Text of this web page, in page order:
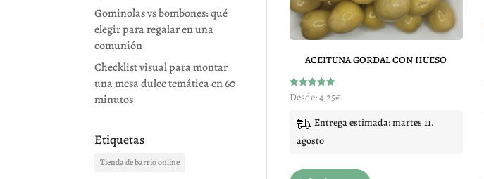
Gominolas vs bombones: qué
elegir para regalar en una
comunión
Checklist visual para montar
una mesa dulce temática en 60
minutos
Etiquetas
Tienda de barrio online
ACEITUNA GORDAL CON HUESO
Valorado
con
de 5
Desde:4,25€
Entrega estimada: martes 11.
agosto